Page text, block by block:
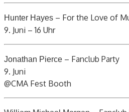
Hunter Hayes – For the Love of
9. Juni – 16 Uhr
Jonathan Pierce – Fanclub Party
9. Juni
@CMA Fest Booth